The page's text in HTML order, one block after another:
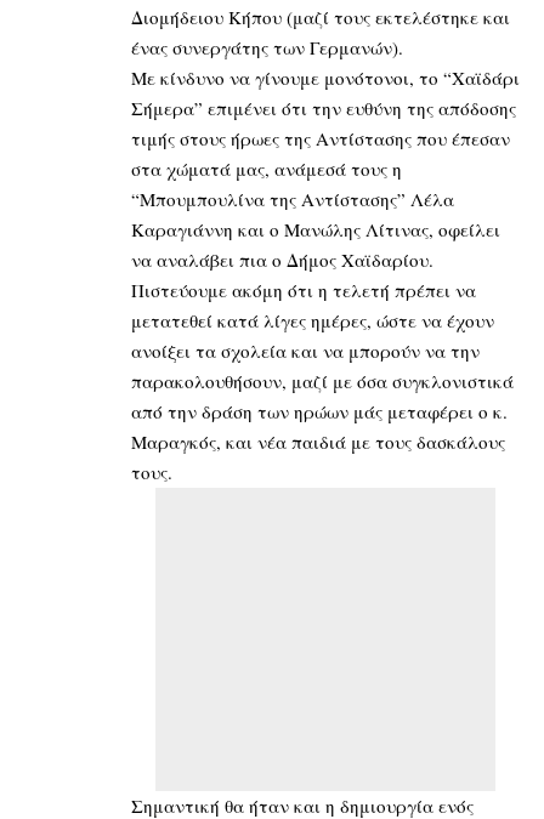
Διομήδειου Κήπου (μαζί τους εκτελέστηκε και
ένας συνεργάτης των Γερμανών).
Με κίνδυνο να γίνουμε μονότονοι, το “Χαϊδάρι
Σήμερα” επιμένει ότι την ευθύνη της απόδοσης
τιμής στους ήρωες της Αντίστασης που έπεσαν
στα χώματά μας, ανάμεσά τους η
“Μπουμπουλίνα της Αντίστασης” Λέλα
Καραγιάννη και ο Μανώλης Λίτινας, οφείλει
να αναλάβει πια ο Δήμος Χαϊδαρίου.
Πιστεύουμε ακόμη ότι η τελετή πρέπει να
μετατεθεί κατά λίγες ημέρες, ώστε να έχουν
ανοίξει τα σχολεία και να μπορούν να την
παρακολουθήσουν, μαζί με όσα συγκλονιστικά
από την δράση των ηρώων μάς μεταφέρει ο κ.
Μαραγκός, και νέα παιδιά με τους δασκάλους
τους.
Σημαντική θα ήταν και η δημιουργία ενός